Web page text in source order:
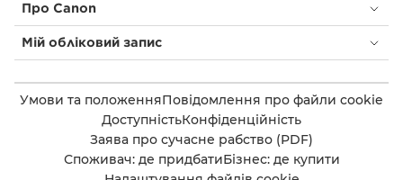
Про Canon
Мій обліковий запис
Умови та положенняПовідомлення про файли cookie
ДоступністьКонфіденційність
Заява про сучасне рабство (PDF)
Споживач: де придбатиБізнес: де купити